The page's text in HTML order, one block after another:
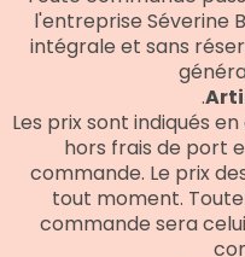
l'entreprise Séverine
intégrale et sans
.
Les prix sont indiqués
hors frais de port
commande. Le prix
tout moment.
commande sera